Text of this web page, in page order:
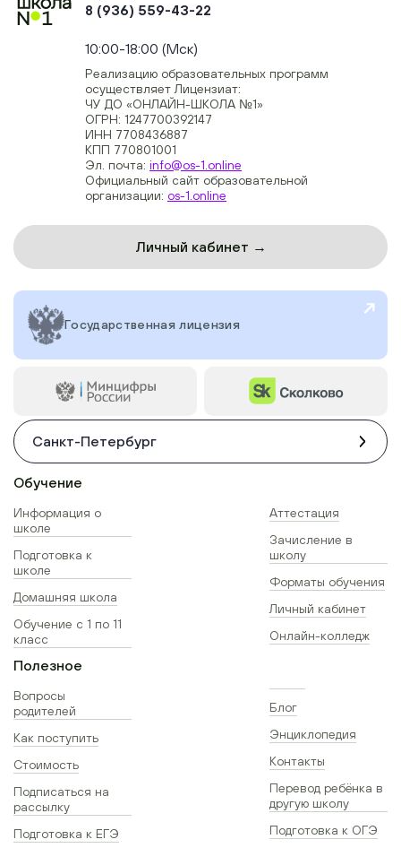
8 (936) 559-43-22
10:00-18:00 (Мск)
Реализацию образовательных программ
осуществляет Лицензиат:
ЧУ ДО «ОНЛАЙН-ШКОЛА №1»
ОГРН: 1247700392147
ИНН 7708436887
КПП 770801001
Эл. почта: info@os-1.online
Официальный сайт образовательной
организации: os-1.online
Личный кабинет →
Государственная лицензия
Санкт-Петербург
Обучение
Информация о
школе
Подготовка к
школе
Домашняя школа
Обучение с 1 по 11
класс
Аттестация
Зачисление в
школу
Форматы обучения
Личный кабинет
Онлайн-колледж
Полезное
Вопросы
родителей
Как поступить
Стоимость
Подписаться на
рассылку
Подготовка к ЕГЭ
Блог
Энциклопедия
Контакты
Перевод ребёнка в
другую школу
Подготовка к ОГЭ